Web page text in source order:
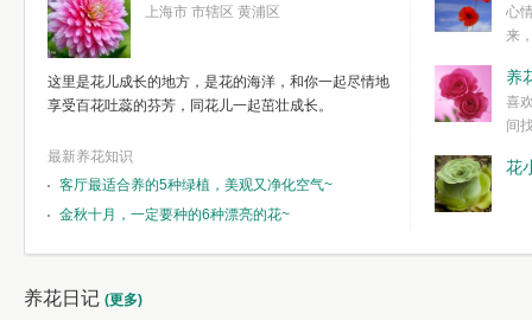
上海市 市辖区 黄浦区
这里是花儿成长的地方，是花的海洋，和你一起尽情地
享受百花吐蕊的芬芳，同花儿一起茁壮成长。
最新养花知识
客厅最适合养的5种绿植，美观又净化空气~
金秋十月，一定要种的6种漂亮的花~
心
来
简单愉快的心
我们自己复杂
养
喜
间
花
养花日记 (更多)